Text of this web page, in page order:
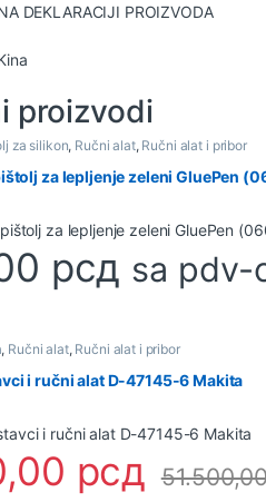
DEKLARACIJI PROIZVODA
proizvodi
za silikon, Ručni alat, Ručni alat i pribor
za lepljenje zeleni GluePen
рсд sa pdv-
, Ručni alat, Ručni alat i pribor
i ručni alat D-47145-6 Makita
рсд